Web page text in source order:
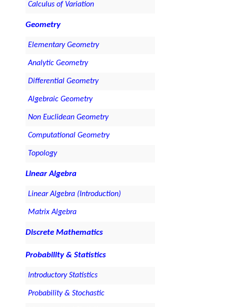
Calculus of Variation
Geometry
Elementary Geometry
Analytic Geometry
Differential Geometry
Algebraic Geometry
Non Euclidean Geometry
Computational Geometry
Topology
Linear Algebra
Linear Algebra (Introduction)
Matrix Algebra
Discrete Mathematics
Probability & Statistics
Introductory Statistics
Probability & Stochastic